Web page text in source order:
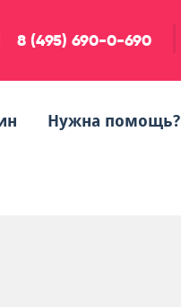
8 (495) 690-0-690
Нужна помощь?